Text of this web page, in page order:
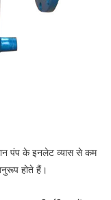
पंप के इनलेट व्यास से कम
होते हैं।